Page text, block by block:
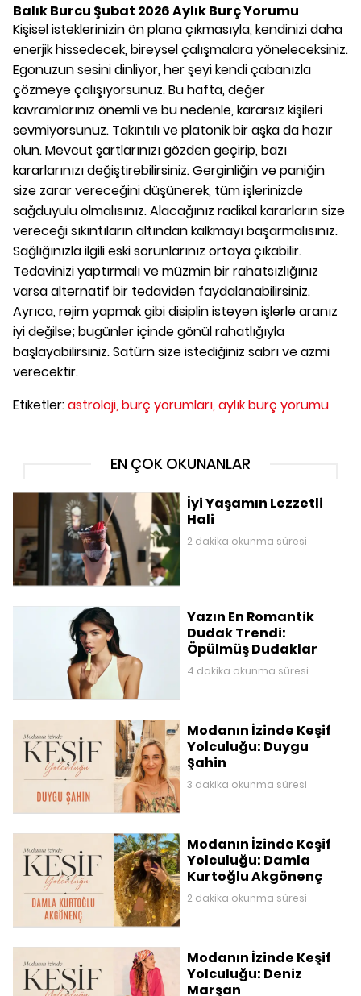
Balık Burcu Şubat 2026 Aylık Burç Yorumu
Kişisel isteklerinizin ön plana çıkmasıyla, kendinizi daha
enerjik hissedecek, bireysel çalışmalara yöneleceksiniz.
Egonuzun sesini dinliyor, her şeyi kendi çabanızla
çözmeye çalışıyorsunuz. Bu hafta, değer
kavramlarınız önemli ve bu nedenle, kararsız kişileri
sevmiyorsunuz. Takıntılı ve platonik bir aşka da hazır
olun. Mevcut şartlarınızı gözden geçirip, bazı
kararlarınızı değiştirebilirsiniz. Gerginliğin ve paniğin
size zarar vereceğini düşünerek, tüm işlerinizde
sağduyulu olmalısınız. Alacağınız radikal kararların size
vereceği sıkıntıların altından kalkmayı başarmalısınız.
Sağlığınızla ilgili eski sorunlarınız ortaya çıkabilir.
Tedavinizi yaptırmalı ve müzmin bir rahatsızlığınız
varsa alternatif bir tedaviden faydalanabilirsiniz.
Ayrıca, rejim yapmak gibi disiplin isteyen işlerle aranız
iyi değilse; bugünler içinde gönül rahatlığıyla
başlayabilirsiniz. Satürn size istediğiniz sabrı ve azmi
verecektir.
Etiketler:astroloji, burç yorumları, aylık burç yorumu
EN ÇOK OKUNANLAR
İyi Yaşamın Lezzetli
Hali
2 dakika okunma süresi
Yazın En Romantik
Dudak Trendi:
Öpülmüş Dudaklar
4 dakika okunma süresi
Modanın İzinde Keşif
Yolculuğu: Duygu
Şahin
3 dakika okunma süresi
Modanın İzinde Keşif
Yolculuğu: Damla
Kurtoğlu Akgönenç
2 dakika okunma süresi
Modanın İzinde Keşif
Yolculuğu: Deniz
Marşan